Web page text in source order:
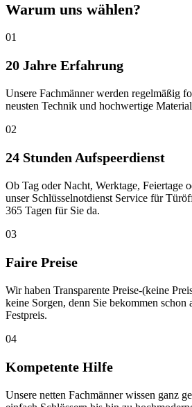
Warum uns wählen?
01
20 Jahre Erfahrung
Unsere Fachmänner werden regelmäßig
neusten Technik und hochwertige
02
24 Stunden Aufspeerdienst
Ob Tag oder Nacht, Werktage, Feiertage
unser Schlüsselnotdienst Service für
365 Tagen für Sie da.
03
Faire Preise
Wir haben Transparente Preise-(keine
keine Sorgen, denn Sie bekommen schon
Festpreis.
04
Kompetente Hilfe
Unsere netten Fachmänner wissen ganz